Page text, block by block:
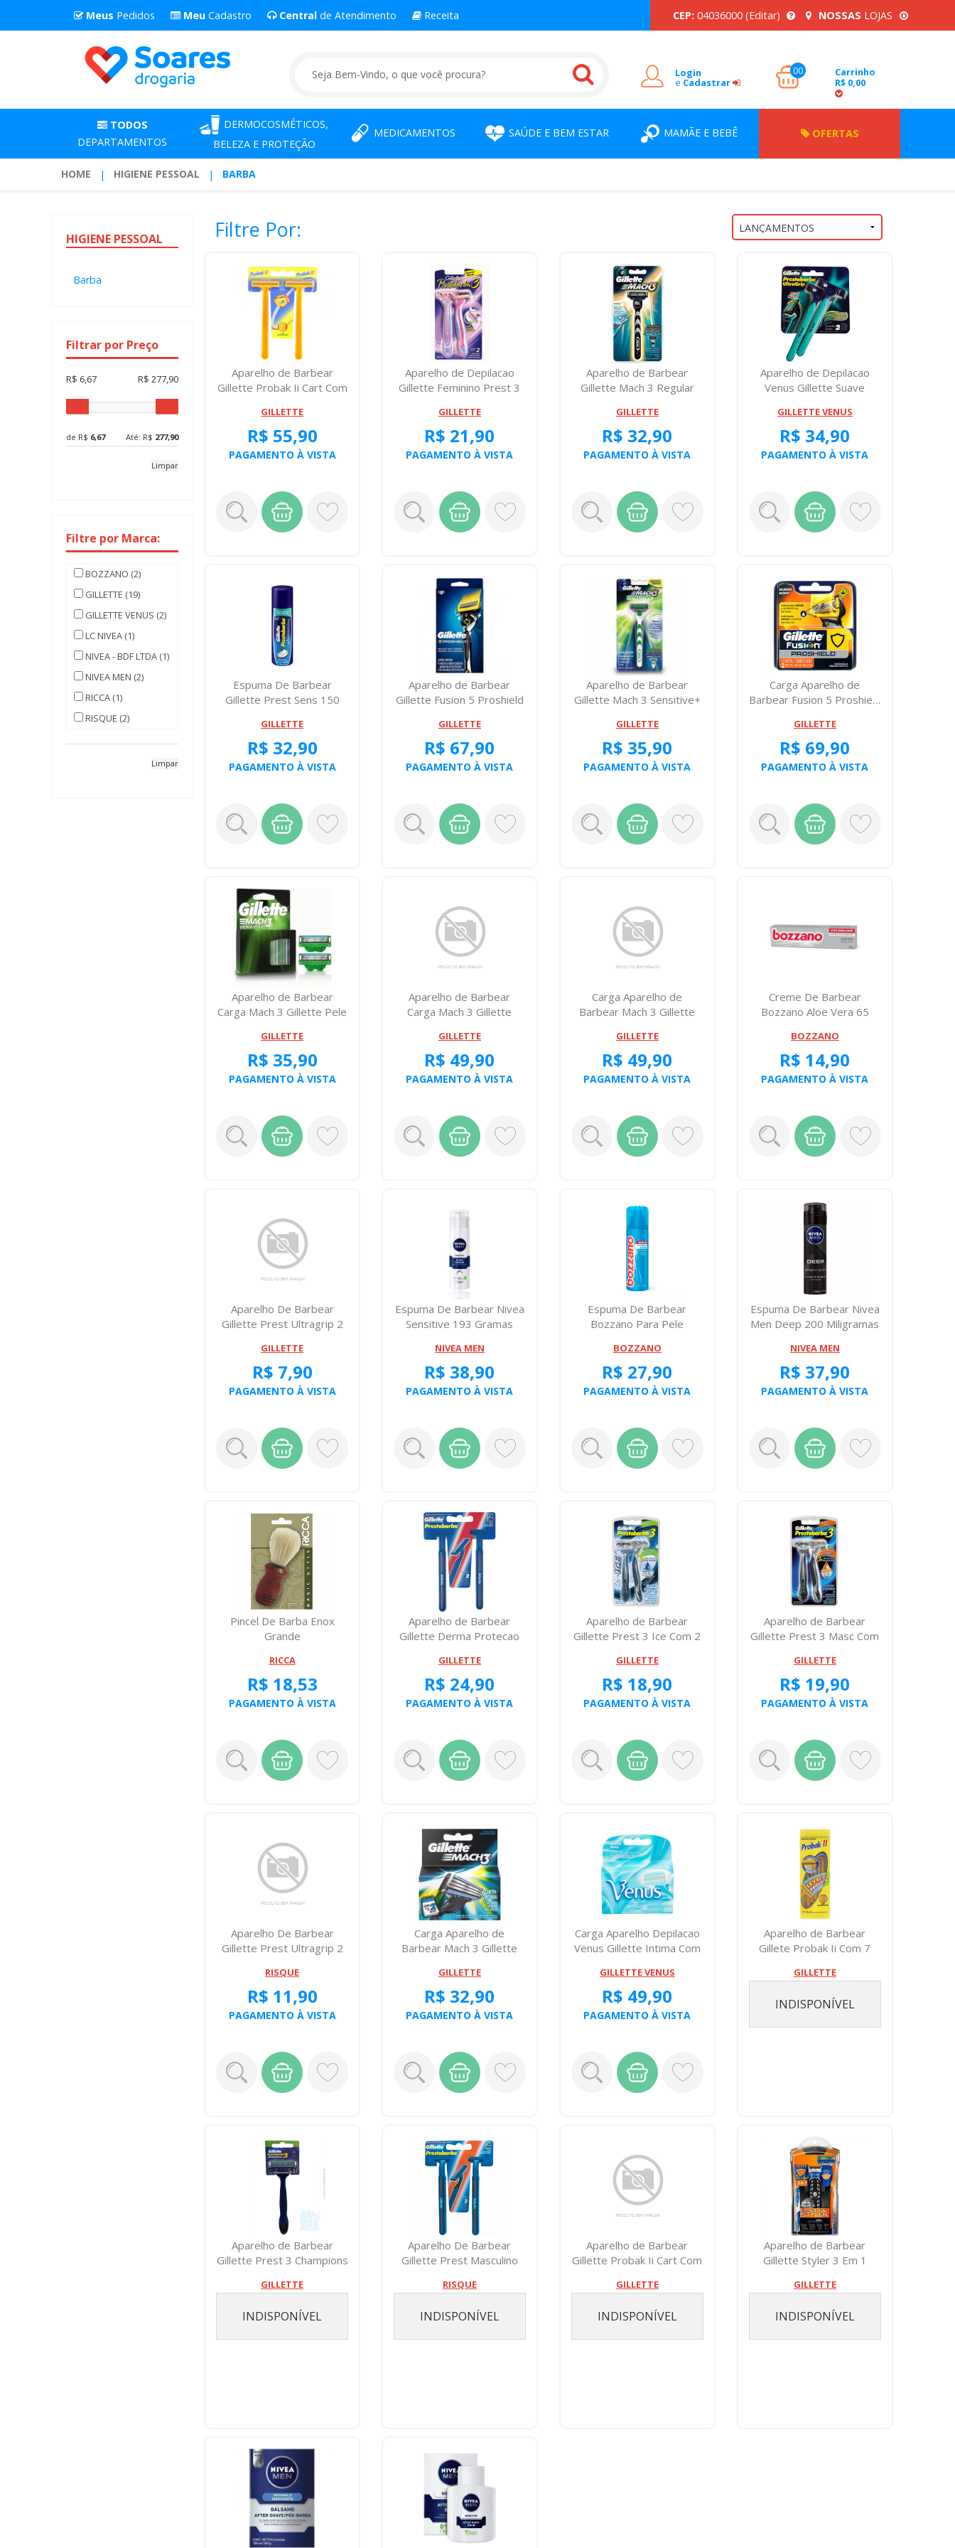
Meus Pedidos Meu Cadastro Central de Atendimento Receita CEP: 04036000 (Editar) NOSSAS LOJAS
Login
e Cadastrar
00
Carrinho
R$ 0,00
TODOS
DEPARTAMENTOS
DERMOCOSMÉTICOS,
BELEZA E PROTEÇÃO
MEDICAMENTOS SAÚDE E BEM ESTAR MAMÃE E BEBÊ OFERTAS
HOME HIGIENE PESSOAL BARBA
HIGIENE PESSOAL
Barba
Filtrar por Preço
R$ 6,67 R$ 277,90
de R$ 6,67 Até: R$ 277,90
Limpar
Filtre por Marca:
BOZZANO (2)
GILLETTE (19)
GILLETTE VENUS (2)
LC NIVEA (1)
NIVEA - BDF LTDA (1)
NIVEA MEN (2)
RICCA (1)
RISQUE (2)
Limpar
Filtre Por:
Aparelho de Barbear
Gillette Probak Ii Cart Com
GILLETTE
R$ 55,90
PAGAMENTO À VISTA
Aparelho de Depilacao
Gillette Feminino Prest 3
GILLETTE
R$ 21,90
PAGAMENTO À VISTA
Aparelho de Barbear
Gillette Mach 3 Regular
GILLETTE
R$ 32,90
PAGAMENTO À VISTA
Aparelho de Depilacao
Venus Gillette Suave
GILLETTE VENUS
R$ 34,90
PAGAMENTO À VISTA
Espuma De Barbear
Gillette Prest Sens 150
GILLETTE
R$ 32,90
PAGAMENTO À VISTA
Aparelho de Barbear
Gillette Fusion 5 Proshield
GILLETTE
R$ 67,90
PAGAMENTO À VISTA
Aparelho de Barbear
Gillette Mach 3 Sensitive+
GILLETTE
R$ 35,90
PAGAMENTO À VISTA
Carga Aparelho de
Barbear Fusion 5 Proshield
GILLETTE
R$ 69,90
PAGAMENTO À VISTA
Aparelho de Barbear
Carga Mach 3 Gillette Pele
GILLETTE
R$ 35,90
PAGAMENTO À VISTA
Aparelho de Barbear
Carga Mach 3 Gillette
GILLETTE
R$ 49,90
PAGAMENTO À VISTA
Carga Aparelho de
Barbear Mach 3 Gillette
GILLETTE
R$ 49,90
PAGAMENTO À VISTA
Creme De Barbear
Bozzano Aloe Vera 65
BOZZANO
R$ 14,90
PAGAMENTO À VISTA
Aparelho De Barbear
Gillette Prest Ultragrip 2
GILLETTE
R$ 7,90
PAGAMENTO À VISTA
Espuma De Barbear Nivea
Sensitive 193 Gramas
NIVEA MEN
R$ 38,90
PAGAMENTO À VISTA
Espuma De Barbear
Bozzano Para Pele
BOZZANO
R$ 27,90
PAGAMENTO À VISTA
Espuma De Barbear Nivea
Men Deep 200 Miligramas
NIVEA MEN
R$ 37,90
PAGAMENTO À VISTA
Pincel De Barba Enox
Grande
RICCA
R$ 18,53
PAGAMENTO À VISTA
Aparelho de Barbear
Gillette Derma Protecao
GILLETTE
R$ 24,90
PAGAMENTO À VISTA
Aparelho de Barbear
Gillette Prest 3 Ice Com 2
GILLETTE
R$ 18,90
PAGAMENTO À VISTA
Aparelho de Barbear
Gillette Prest 3 Masc Com
GILLETTE
R$ 19,90
PAGAMENTO À VISTA
Aparelho De Barbear
Gillette Prest Ultragrip 2
RISQUE
R$ 11,90
PAGAMENTO À VISTA
Carga Aparelho de
Barbear Mach 3 Gillette
GILLETTE
R$ 32,90
PAGAMENTO À VISTA
Carga Aparelho Depilacao
Venus Gillette Intima Com
GILLETTE VENUS
R$ 49,90
PAGAMENTO À VISTA
Aparelho de Barbear
Gillete Probak Ii Com 7
GILLETTE
INDISPONÍVEL
Aparelho de Barbear
Gillette Prest 3 Champions
GILLETTE
INDISPONÍVEL
Aparelho De Barbear
Gillette Prest Masculino
RISQUE
INDISPONÍVEL
Aparelho de Barbear
Gillette Probak Ii Cart Com
GILLETTE
INDISPONÍVEL
Aparelho de Barbear
Gillette Styler 3 Em 1
GILLETTE
INDISPONÍVEL